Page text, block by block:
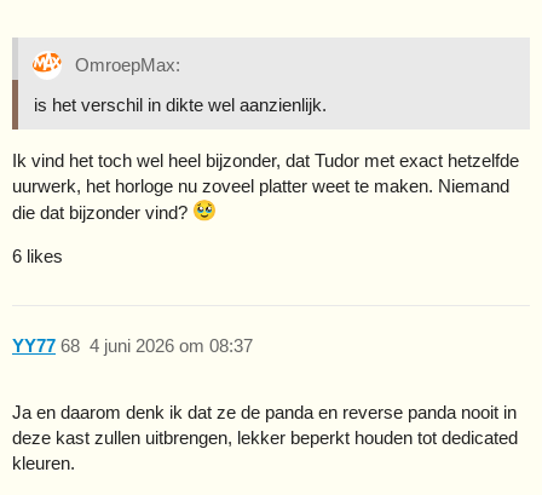
OmroepMax:
is het verschil in dikte wel aanzienlijk.
Ik vind het toch wel heel bijzonder, dat Tudor met exact hetzelfde
uurwerk, het horloge nu zoveel platter weet te maken. Niemand
die dat bijzonder vind?
6 likes
YY77 4 juni 2026 om 08:37
68
Ja en daarom denk ik dat ze de panda en reverse panda nooit in
deze kast zullen uitbrengen, lekker beperkt houden tot dedicated
kleuren.